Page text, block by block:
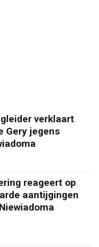
verklaart
Gery jegens
reageert op
aantijgingen